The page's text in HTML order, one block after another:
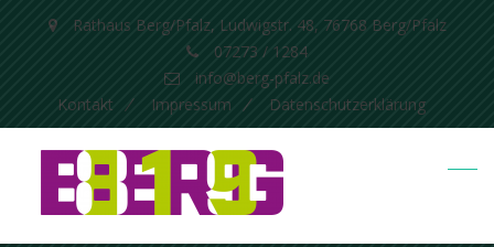
Rathaus Berg/Pfalz, Ludwigstr. 48, 76768 Berg/Pfalz
07273 / 1284
info@berg-pfalz.de
Kontakt
Impressum Datenschutzerklärung